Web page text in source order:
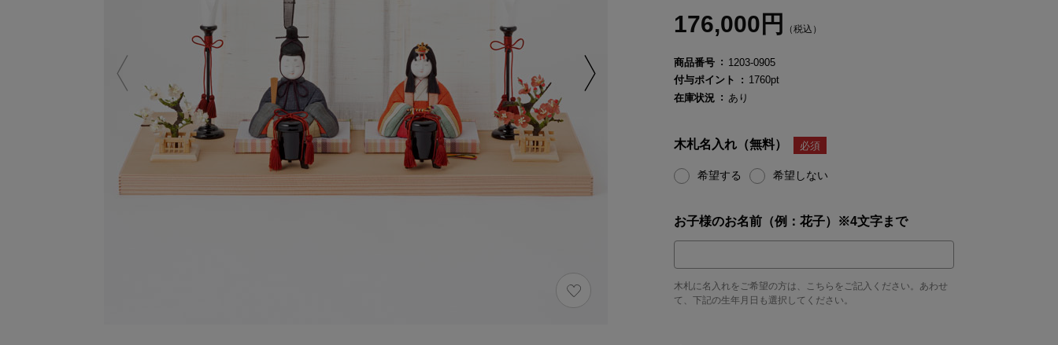
176,000円 （税込）
商品番号
1203-0905
付与ポイント
1760pt
在庫状況
あり
木札名入れ（無料）
希望する 希望しない
お子様のお名前（例：花子）※4文字まで
木札に名入れをご希望の方は、こちらをご記入ください。あわせ
て、下記の生年月日も選択してください。